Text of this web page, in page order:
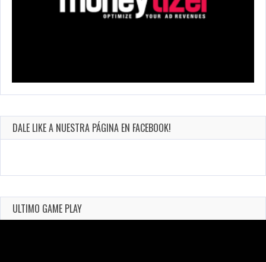
DALE LIKE A NUESTRA PÁGINA EN FACEBOOK!
ULTIMO GAME PLAY